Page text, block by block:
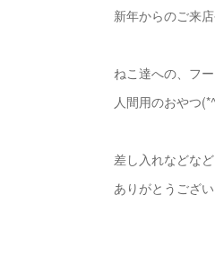
新年からのご来
ねこ達への、フ
人間用のおやつ
差し入れなどな
ありがとうござ